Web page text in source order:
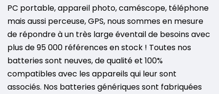
PC portable, appareil photo, caméscope, téléphone
mais aussi perceuse, GPS, nous sommes en mesure
de répondre à un très large éventail de besoins avec
plus de 95 000 références en stock ! Toutes nos
batteries sont neuves, de qualité et 100%
compatibles avec les appareils qui leur sont
associés. Nos batteries génériques sont fabriquées